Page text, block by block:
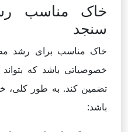
خاک مناسب
سنجد
خاک مناسب برای رشد
خصوصیاتی باشد که
تضمین کند. به طور کلی،
باشد: